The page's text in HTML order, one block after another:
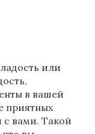
или
в вашей
приятных
с вами. Такой